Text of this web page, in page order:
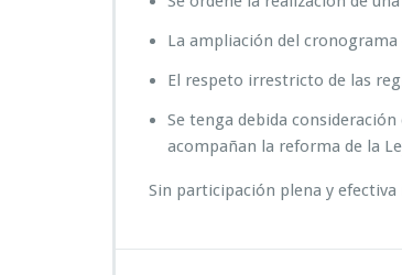
La ampliación del
El respeto irrestricto de las
Se tenga debida
acompañan la reforma de la
Sin participación plena y